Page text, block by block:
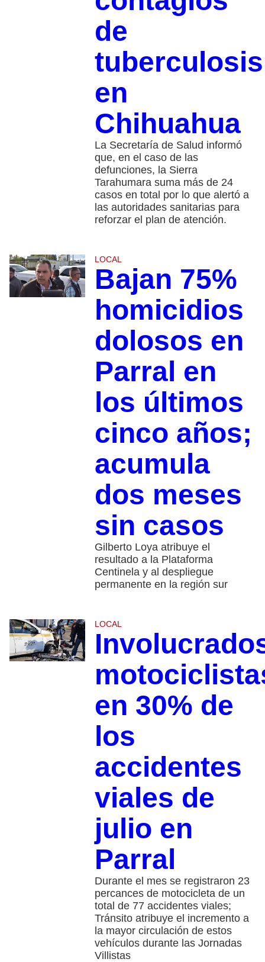
de
tuberculosis
en
Chihuahua
La Secretaría de Salud informó
que, en el caso de las
defunciones, la Sierra
Tarahumara suma más de 24
casos en total por lo que alertó a
las autoridades sanitarias para
reforzar el plan de atención.
LOCAL
Bajan 75%
homicidios
dolosos en
Parral en
los últimos
cinco años;
acumula
dos meses
sin casos
Gilberto Loya atribuye el
resultado a la Plataforma
Centinela y al despliegue
permanente en la región sur
LOCAL
en 30% de
los
accidentes
viales de
julio en
Parral
Durante el mes se registraron 23
percances de motocicleta de un
total de 77 accidentes viales;
Tránsito atribuye el incremento a
la mayor circulación de estos
vehículos durante las Jornadas
Villistas